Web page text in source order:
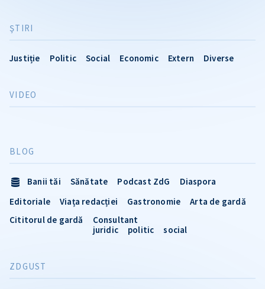
ŞTIRI
Justiție Politic Social Economic Extern Diverse
VIDEO
BLOG
Banii tăi Sănătate Podcast ZdG
Diaspora
Editoriale
Viața redacției Gastronomie
Arta de gardă
Cititorul de gardă
Consultant
juridic
politic social
ZDGUST